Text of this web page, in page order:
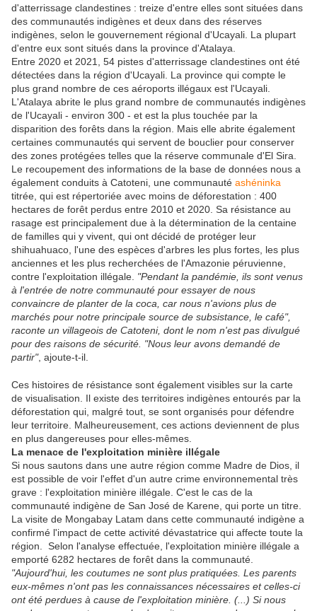
d'atterrissage clandestines : treize d'entre elles sont situées dans
des communautés indigènes et deux dans des réserves
indigènes, selon le gouvernement régional d'Ucayali. La plupart
d'entre eux sont situés dans la province d'Atalaya.
Entre 2020 et 2021, 54 pistes d'atterrissage clandestines ont été
détectées dans la région d'Ucayali. La province qui compte le
plus grand nombre de ces aéroports illégaux est l'Ucayali.
L'Atalaya abrite le plus grand nombre de communautés indigènes
de l'Ucayali - environ 300 - et est la plus touchée par la
disparition des forêts dans la région. Mais elle abrite également
certaines communautés qui servent de bouclier pour conserver
des zones protégées telles que la réserve communale d'El Sira.
Le recoupement des informations de la base de données nous a
également conduits à Catoteni, une communauté ashéninka
titrée, qui est répertoriée avec moins de déforestation : 400
hectares de forêt perdus entre 2010 et 2020. Sa résistance au
rasage est principalement due à la détermination de la centaine
de familles qui y vivent, qui ont décidé de protéger leur
shihuahuaco, l'une des espèces d'arbres les plus fortes, les plus
anciennes et les plus recherchées de l'Amazonie péruvienne,
contre l'exploitation illégale. "Pendant la pandémie, ils sont venus
à l'entrée de notre communauté pour essayer de nous
convaincre de planter de la coca, car nous n'avions plus de
marchés pour notre principale source de subsistance, le café",
raconte un villageois de Catoteni, dont le nom n'est pas divulgué
pour des raisons de sécurité. "Nous leur avons demandé de
partir", ajoute-t-il.
Ces histoires de résistance sont également visibles sur la carte
de visualisation. Il existe des territoires indigènes entourés par la
déforestation qui, malgré tout, se sont organisés pour défendre
leur territoire. Malheureusement, ces actions deviennent de plus
en plus dangereuses pour elles-mêmes.
La menace de l'exploitation minière illégale
Si nous sautons dans une autre région comme Madre de Dios, il
est possible de voir l'effet d'un autre crime environnemental très
grave : l'exploitation minière illégale. C'est le cas de la
communauté indigène de San José de Karene, qui porte un titre.
La visite de Mongabay Latam dans cette communauté indigène a
confirmé l'impact de cette activité dévastatrice qui affecte toute la
région. Selon l'analyse effectuée, l'exploitation minière illégale a
emporté 6282 hectares de forêt dans la communauté.
"Aujourd'hui, les coutumes ne sont plus pratiquées. Les parents
eux-mêmes n'ont pas les connaissances nécessaires et celles-ci
ont été perdues à cause de l'exploitation minière. (...) Si nous